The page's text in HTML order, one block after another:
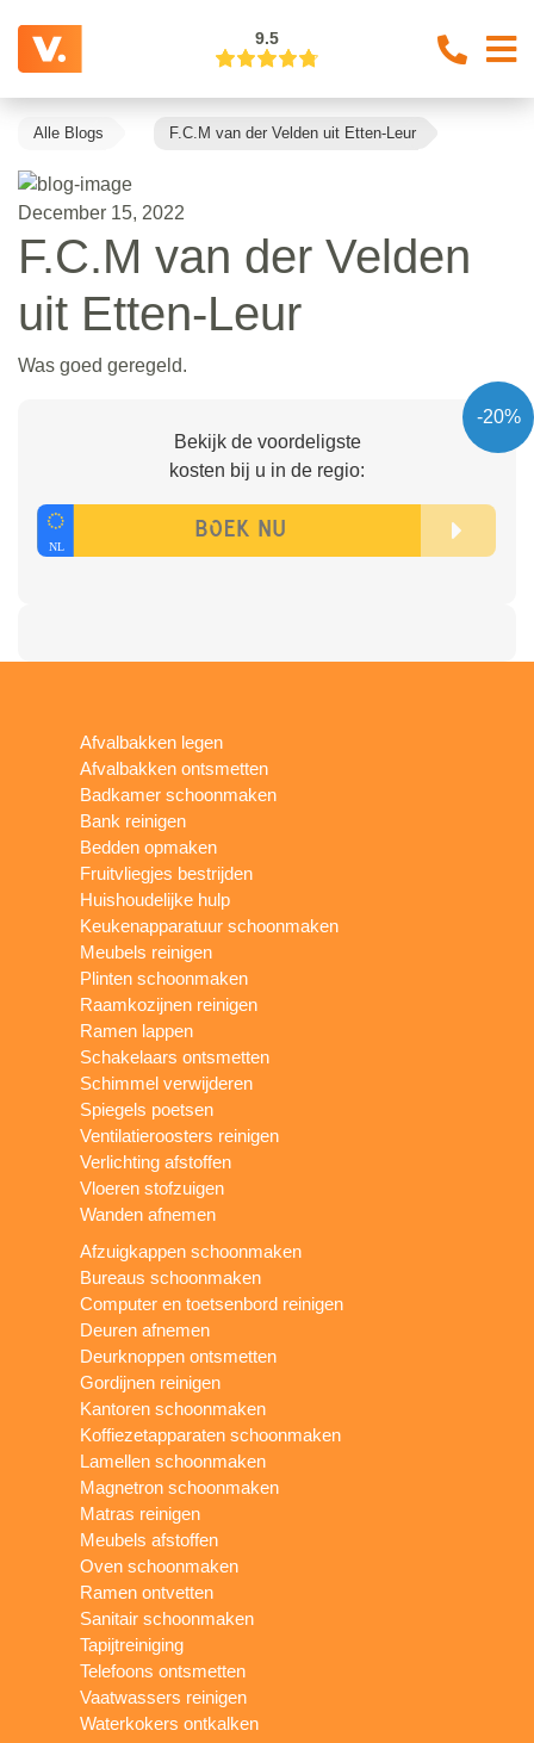
9.5
Alle Blogs F.C.M van der Velden uit Etten-Leur
December 15, 2022
F.C.M van der Velden
uit Etten-Leur
Was goed geregeld.
-20%
Bekijk de voordeligste
kosten bij u in de regio:
Afvalbakken legen
Afvalbakken ontsmetten
Badkamer schoonmaken
Bank reinigen
Bedden opmaken
Fruitvliegjes bestrijden
Huishoudelijke hulp
Keukenapparatuur schoonmaken
Meubels reinigen
Plinten schoonmaken
Raamkozijnen reinigen
Ramen lappen
Schakelaars ontsmetten
Schimmel verwijderen
Spiegels poetsen
Ventilatieroosters reinigen
Verlichting afstoffen
Vloeren stofzuigen
Wanden afnemen
Afzuigkappen schoonmaken
Bureaus schoonmaken
Computer en toetsenbord reinigen
Deuren afnemen
Deurknoppen ontsmetten
Gordijnen reinigen
Kantoren schoonmaken
Koffiezetapparaten schoonmaken
Lamellen schoonmaken
Magnetron schoonmaken
Matras reinigen
Meubels afstoffen
Oven schoonmaken
Ramen ontvetten
Sanitair schoonmaken
Tapijtreiniging
Telefoons ontsmetten
Vaatwassers reinigen
Waterkokers ontkalken